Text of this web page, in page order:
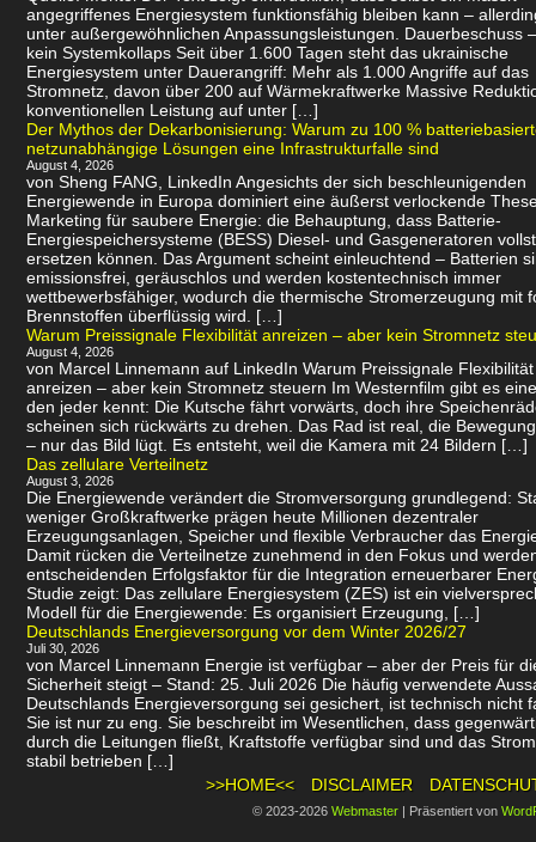
angegriffenes Energiesystem funktionsfähig bleiben kann –
unter außergewöhnlichen Anpassungsleistungen. Dauerbeschuss
kein Systemkollaps Seit über 1.600 Tagen steht das ukrainische
Energiesystem unter Dauerangriff: Mehr als 1.000 Angriffe auf das
Stromnetz, davon über 200 auf Wärmekraftwerke Massive
konventionellen Leistung auf unter […]
Der Mythos der Dekarbonisierung: Warum zu 100 %
netzunabhängige Lösungen eine Infrastrukturfalle sind
August 4, 2026
von Sheng FANG, LinkedIn Angesichts der sich beschleunigenden
Energiewende in Europa dominiert eine äußerst verlockende
Marketing für saubere Energie: die Behauptung, dass Batterie-
Energiespeichersysteme (BESS) Diesel- und Gasgeneratoren
ersetzen können. Das Argument scheint einleuchtend – Batterien
emissionsfrei, geräuschlos und werden kostentechnisch immer
wettbewerbsfähiger, wodurch die thermische Stromerzeugung mit
Brennstoffen überflüssig wird. […]
Warum Preissignale Flexibilität anreizen – aber kein Stromnetz
August 4, 2026
von Marcel Linnemann auf LinkedIn Warum Preissignale Flexibilität
anreizen – aber kein Stromnetz steuern Im Westernfilm gibt es
den jeder kennt: Die Kutsche fährt vorwärts, doch ihre
scheinen sich rückwärts zu drehen. Das Rad ist real, die
– nur das Bild lügt. Es entsteht, weil die Kamera mit 24 Bildern […]
Das zellulare Verteilnetz
August 3, 2026
Die Energiewende verändert die Stromversorgung grundlegend:
weniger Großkraftwerke prägen heute Millionen dezentraler
Erzeugungsanlagen, Speicher und flexible Verbraucher das
Damit rücken die Verteilnetze zunehmend in den Fokus und
entscheidenden Erfolgsfaktor für die Integration erneuerbarer
Studie zeigt: Das zellulare Energiesystem (ZES) ist ein
Modell für die Energiewende: Es organisiert Erzeugung, […]
Deutschlands Energieversorgung vor dem Winter 2026/27
Juli 30, 2026
von Marcel Linnemann Energie ist verfügbar – aber der Preis für
Sicherheit steigt – Stand: 25. Juli 2026 Die häufig verwendete
Deutschlands Energieversorgung sei gesichert, ist technisch nicht
Sie ist nur zu eng. Sie beschreibt im Wesentlichen, dass
durch die Leitungen fließt, Kraftstoffe verfügbar sind und das
stabil betrieben […]
>>HOME<<
DISCLAIMER
© 2023-2026 Webmaster | Präsentiert von